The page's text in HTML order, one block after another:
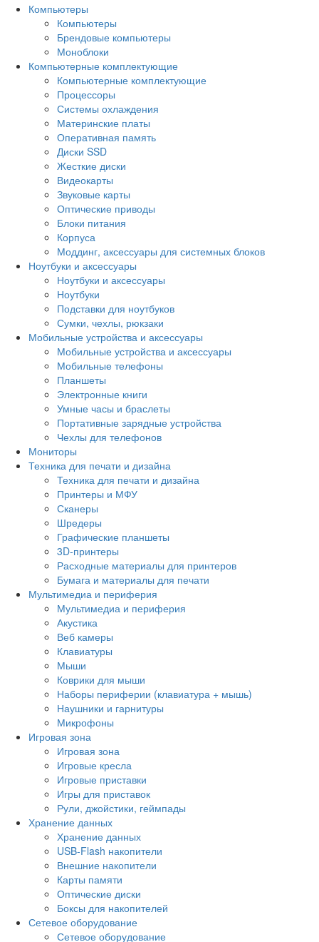
Компьютеры
Компьютеры
Брендовые компьютеры
Моноблоки
Компьютерные комплектующие
Компьютерные комплектующие
Процессоры
Системы охлаждения
Материнские платы
Оперативная память
Диски SSD
Жесткие диски
Видеокарты
Звуковые карты
Оптические приводы
Блоки питания
Корпуса
Моддинг, аксессуары для системных блоков
Ноутбуки и аксессуары
Ноутбуки и аксессуары
Ноутбуки
Подставки для ноутбуков
Сумки, чехлы, рюкзаки
Мобильные устройства и аксессуары
Мобильные устройства и аксессуары
Мобильные телефоны
Планшеты
Электронные книги
Умные часы и браслеты
Портативные зарядные устройства
Чехлы для телефонов
Мониторы
Техника для печати и дизайна
Техника для печати и дизайна
Принтеры и МФУ
Сканеры
Шредеры
Графические планшеты
3D-принтеры
Расходные материалы для принтеров
Бумага и материалы для печати
Мультимедиа и периферия
Мультимедиа и периферия
Акустика
Веб камеры
Клавиатуры
Мыши
Коврики для мыши
Наборы периферии (клавиатура + мышь)
Наушники и гарнитуры
Микрофоны
Игровая зона
Игровая зона
Игровые кресла
Игровые приставки
Игры для приставок
Рули, джойстики, геймпады
Хранение данных
Хранение данных
USB-Flash накопители
Внешние накопители
Карты памяти
Оптические диски
Боксы для накопителей
Сетевое оборудование
Сетевое оборудование